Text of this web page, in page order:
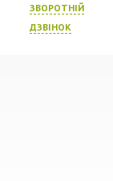
ЗВОРОТНIЙ
ДЗВIНОК